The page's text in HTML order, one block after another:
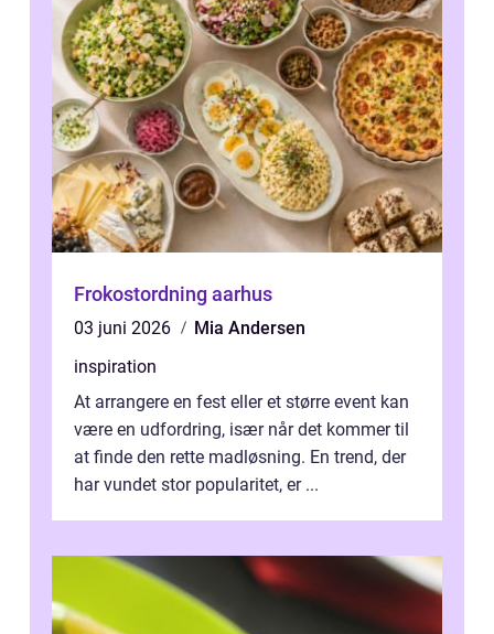
Frokostordning aarhus
03 juni 2026
Mia Andersen
inspiration
At arrangere en fest eller et større event kan
være en udfordring, især når det kommer til
at finde den rette madløsning. En trend, der
har vundet stor popularitet, er ...